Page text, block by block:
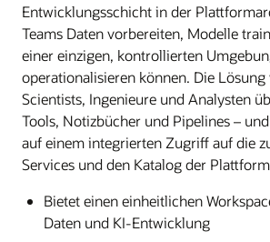
Entwicklungsschicht in der
Teams Daten vorbereiten, Modelle
einer einzigen, kontrollierten
operationalisieren können. Die
Scientists, Ingenieure und Analysten
Tools, Notizbücher und Pipelines –
auf einem integrierten Zugriff auf die
Services und den Katalog der
Bietet einen einheitlichen
Daten und KI-Entwicklung